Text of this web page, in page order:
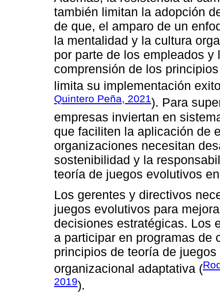
también limitan la adopción
de que, el amparo de un
la mentalidad y la cultura
por parte de los empleados
comprensión de los
limita su implementación
Quintero Peña, 2021). Para
empresas inviertan en
que faciliten la aplicación de
organizaciones necesitan
sostenibilidad y la
teoría de juegos evolutivos
Los gerentes y directivos
juegos evolutivos para
decisiones estratégicas. Los
a participar en programas de
principios de teoría de
organizacional adaptativa (
2019).